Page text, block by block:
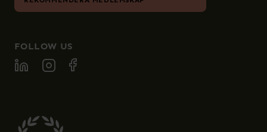
FOLLOW US
FOLLOW SPECIA ON LINKEDIN
FOLLOW SPECIA ON INSTAGRAM
FOLLOW SPECIA ON FACEBOOK